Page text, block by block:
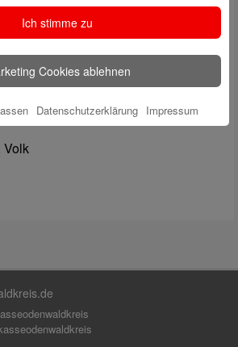
in der Sparkassen-Geschäftsstelle
eröffnet
das soziale Miteinander im
Volk
Ich stimme zu
Cookies ablehnen
Datenschutzerklärung Impressum